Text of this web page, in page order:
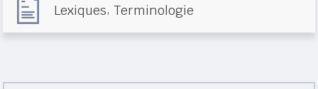
Lexiques,Terminologie